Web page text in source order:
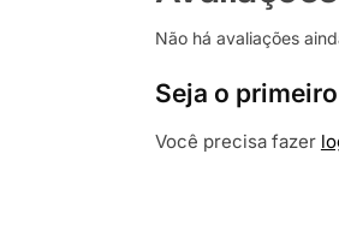
Não há avaliações
Seja o
Você precisa fazer